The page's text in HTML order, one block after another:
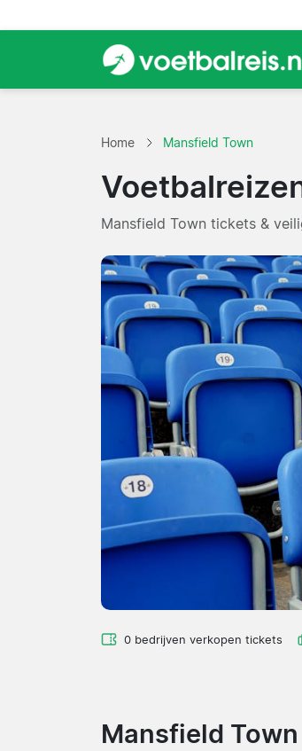
Home Mansfield Town
Mansfield Town tickets &
0 bedrijven verkopen tickets
Mansfield